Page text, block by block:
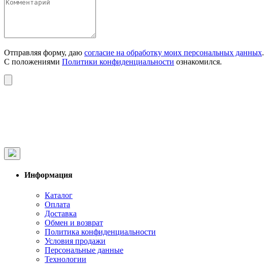
Отправляя форму, даю согласие на обработку моих персональных данных.
С положениями Политики конфиденциальности ознакомился.
Информация
Каталог
Оплата
Доставка
Обмен и возврат
Политика конфиденциальности
Условия продажи
Персональные данные
Технологии